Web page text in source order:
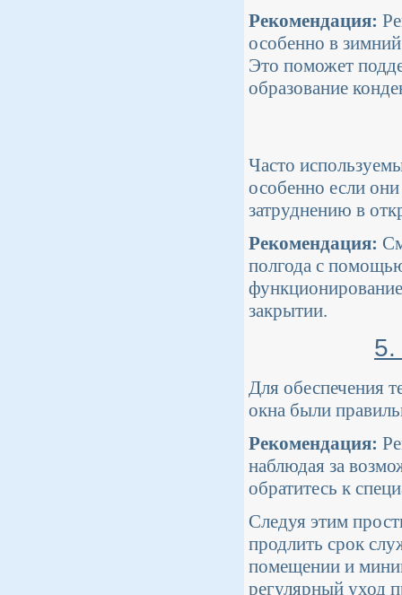
Рекомендация:
особенно в
Это поможет
образование
Часто
особенно если
затруднению в
Рекомендация:
полгода с
закрытии.
5.
Для обеспечения
окна были
Рекомендация:
наблюдая за
обратитесь к
Следуя этим
продлить срок
помещении и
регулярный уход